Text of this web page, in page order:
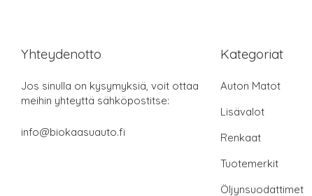
Yhteydenotto
Jos sinulla on kysymyksiä, voit ottaa
meihin yhteyttä sähköpostitse:
info@biokaasuauto.fi
Kategoriat
Auton Matot
Lisävalot
Renkaat
Tuotemerkit
Öljynsuodattimet